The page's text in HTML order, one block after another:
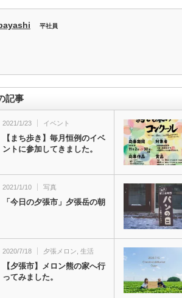
平社員
記事
2021/1/23 イベント
【まち歩き】毎月恒例のイベ
ントに参加してきました。
2021/1/10 写真
「今日の夕張市」夕張岳の朝
2020/7/18 夕張メロン 生活
【夕張市】メロン熊の家へ行
ってみました。